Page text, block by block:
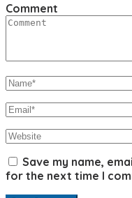
Comment
Save my name,
for the next time I